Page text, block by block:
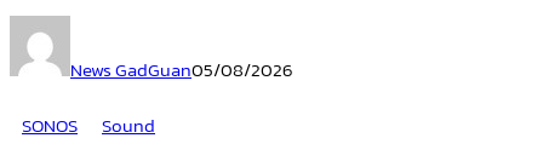
News GadGuan05/08/2026
SONOS
Sound